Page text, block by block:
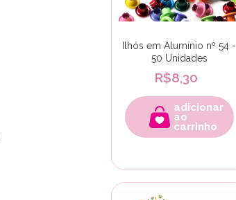
Ilhós em Alumínio nº 54 -
50 Unidades
R$8,30
adicionar
ao
carrinho